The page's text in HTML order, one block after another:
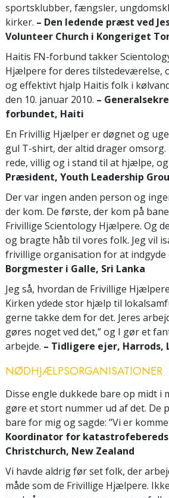
sportsklubber, fængsler,
kirker. – Den ledende præst ved
Volunteer Church i Kongeriget
Haitis FN-forbund takker
Hjælpere for deres tilstedeværelse,
og effektivt hjalp Haitis folk i
den 10. januar 2010. –
forbundet, Haiti
En Frivillig Hjælper er døgnet og
gul T-shirt, der altid drager
rede, villig og i stand til at hjælpe,
Præsident, Youth Leadership
Der var ingen anden person og
der kom. De første, der kom på
Frivillige Scientology Hjælpere. Og
og bragte håb til vores folk. Jeg vil
frivillige organisation for at indgyde
Borgmester i Galle, Sri Lanka
Jeg så, hvordan de Frivillige
Kirken ydede stor hjælp til
gerne takke dem for det. Jeres
gøres noget ved det,” og I gør et
arbejde. – Tidligere ejer, Harrods,
NØDHJÆLPSORGANISATIONER
Disse engle dukkede bare op midt i
gøre et stort nummer ud af det. De
bare for mig og sagde: ”Vi er
Koordinator for
Christchurch, New Zealand
Vi havde aldrig før set folk, der
måde som de Frivillige Hjælpere.